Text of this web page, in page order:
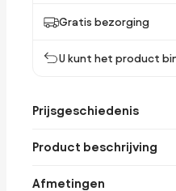
Gratis bezorging
U kunt het product
Prijsgeschiedenis
Product beschrijving
Afmetingen